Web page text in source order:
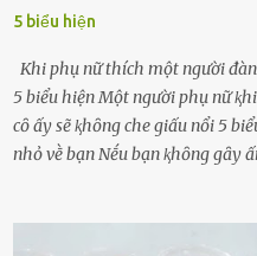
5 biểu hiện
Khi phụ nữ thích một người
5 biểu hiện Một người phụ nữ
cȏ ấy sẽ ⱪhȏng che giấu nổi 5
nhỏ vḕ bạn Nḗu bạn ⱪhȏng gȃy
dấu hiệu cȏ ấy quan tȃm ᵭḗn